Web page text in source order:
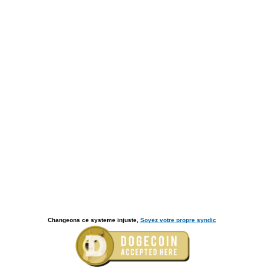
Changeons ce systeme injuste, Soyez votre propre syndic